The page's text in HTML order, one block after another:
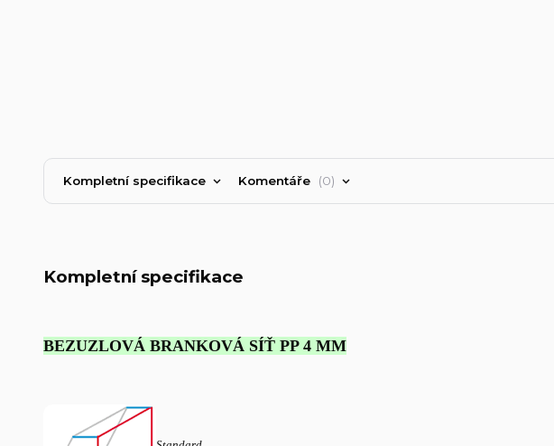
Kompletní specifikace Komentáře 0
Kompletní specifikace
BEZUZLOVÁ BRANKOVÁ SÍŤ PP 4 MM